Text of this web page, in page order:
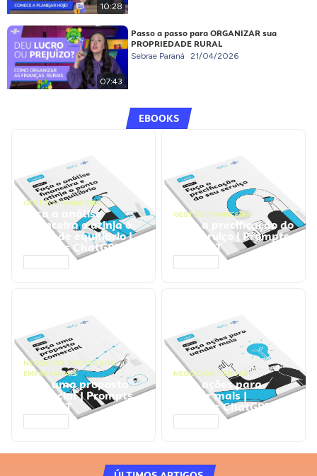
10:28
07:43
Passo a passo para ORGANIZAR sua
PROPRIEDADE RURAL
Sebrae Paraná 21/04/2026
EBOOKS
GESTÃO FINANCEIRA
Faça a análise
financeira e atinja o
ponto de equilíbrio |
Prompts ChatGPT
GESTÃO FINANCEIRA
Faça a precificação do
seu serviço | Prompts
ChatGPT
NEGÓCIOS, PROCESSOS
EMPRESARIAIS
Faça uma proposta
comercial | Prompts
ChatGPT
NEGÓCIOS, VENDAS
Faça ações para
vender mais |
Prompts ChatGPT